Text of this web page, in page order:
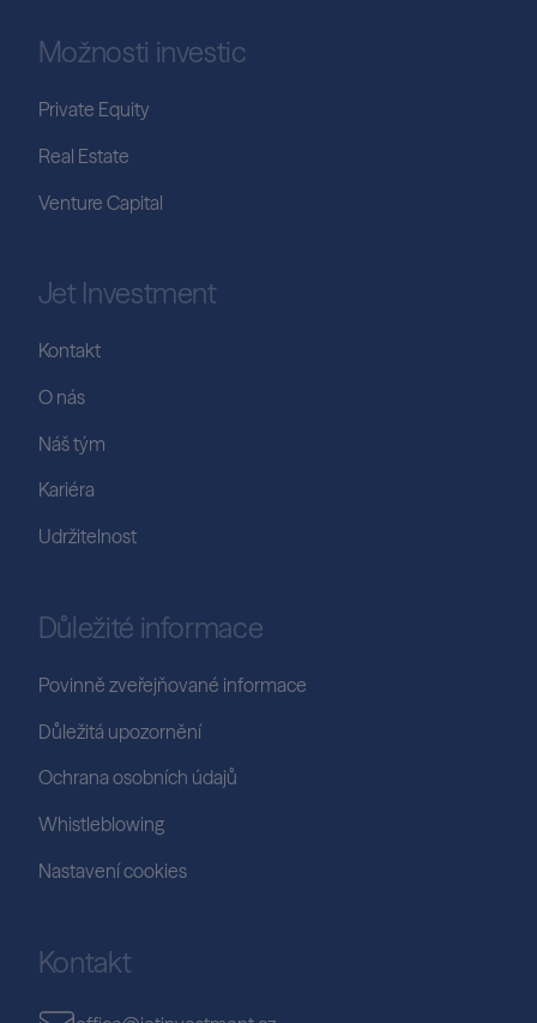
Možnosti investic
Private Equity
Real Estate
Venture Capital
Jet Investment
Kontakt
O nás
Náš tým
Kariéra
Udržitelnost
Důležité informace
Povinně zveřejňované informace
Důležitá upozornění
Ochrana osobních údajů
Whistleblowing
Nastavení cookies
Kontakt